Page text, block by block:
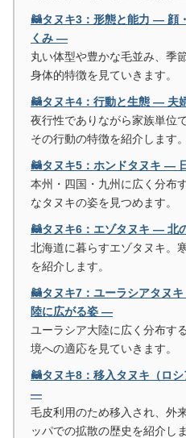
🦝タヌキ3：形態と能力 ― 顔
くみ ―
丸い体型や豊かな毛並み、季
身体的特徴を見ていきます。
🦝タヌキ4：行動と生態 ― 夫
夜行性でありながら家族単位
その行動の特徴を紹介します。
🦝タヌキ5：ホンドタヌキ ―
本州・四国・九州に広く分布
なタヌキの姿を見つめます。
🦝タヌキ6：エゾタヌキ ― 北
北海道に暮らすエゾタヌキ。
を紹介します。
🦝タヌキ7：ユーラシアタヌ
陸に広がる姿 ―
ユーラシア大陸に広く分布す
境への適応を見ていきます。
🦝タヌキ8：移入タヌキ（ロ
―
毛皮利用のため移入され、外
ッパでの拡散の歴史を紹介しま